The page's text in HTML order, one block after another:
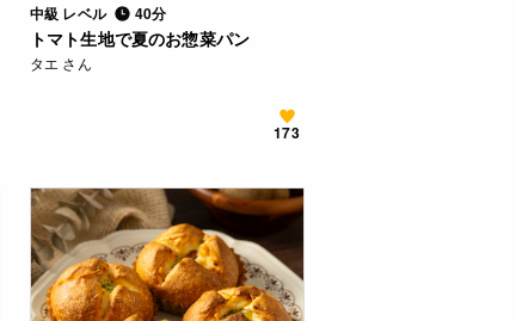
中級 レベル 40分
トマト生地で夏のお惣菜パン
タエ さん
173